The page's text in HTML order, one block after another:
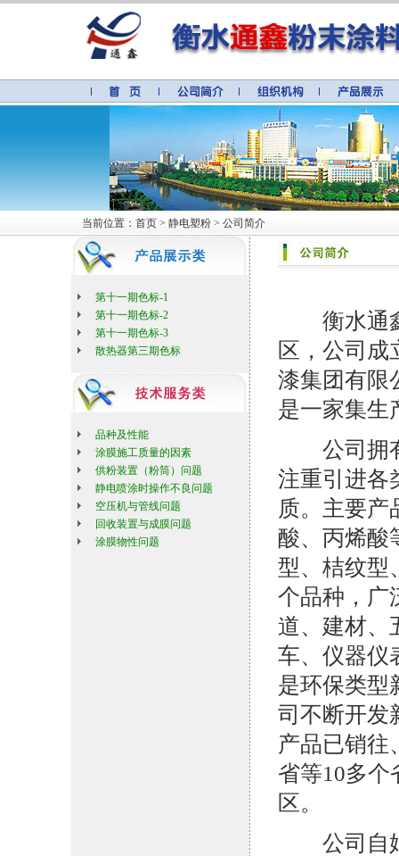
当前位置：首页 > 静电塑粉 > 公司简介
第十一期色标-1
第十一期色标-2
第十一期色标-3
散热器第三期色标
品种及性能
涂膜施工质量的因素
供粉装置（粉筒）问题
静电喷涂时操作不良问题
空压机与管线问题
回收装置与成膜问题
涂膜物性问题
衡水通鑫
区，公司成
漆集团有限
是一家集生
公司拥有
注重引进各
质。主要产
酸、丙烯酸
型、桔纹型
个品种，广
道、建材、
车、仪器仪
是环保类型
司不断开发
产品已销往
省等10多个
区。
公司自